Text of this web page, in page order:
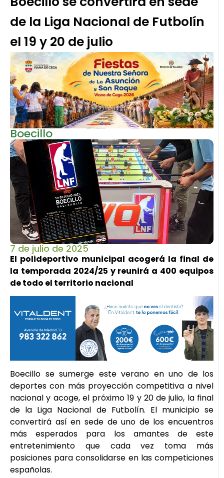
de la Liga Nacional de Futbolín
el 19 y 20 de julio
Boecillo
7 de julio de 2025
El polideportivo municipal acogerá la final de
la temporada 2024/25 y reunirá a 400 equipos
de todo el territorio nacional
Boecillo se sumerge este verano en uno de los
deportes con más proyección competitiva a nivel
nacional y acoge, el próximo 19 y 20 de julio, la final
de la Liga Nacional de Futbolín. El municipio se
convertirá así en sede de uno de los encuentros
más esperados para los amantes de este
entretenimiento que cada vez toma más
posiciones para consolidarse en las competiciones
españolas.